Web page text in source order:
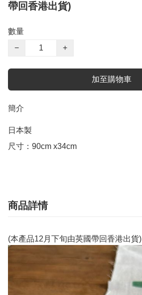
帶回香港出貨)
數量
−
+
加至購物車
簡介
日本製
商品詳情
(本產品12月下旬由英國帶回香港出貨)